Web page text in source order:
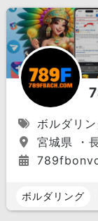
ボルダリ
宮城県 ・
ボルダリング